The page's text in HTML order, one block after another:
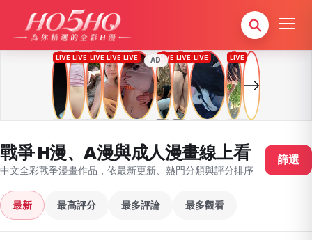
AD
戰爭 H漫、A漫與成人漫畫線上看
中文全彩戰爭漫畫作品，依最新更新、熱門分類與評分排序
篩選
最新 最高評分 最多評論 最多觀看